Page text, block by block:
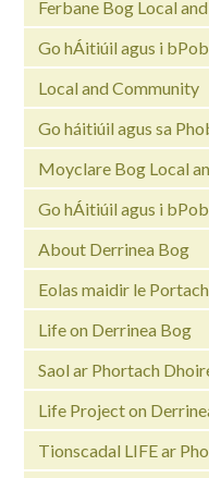
Ferbane Bog Local
Go hÁitiúil agus i
Local and Community
Go háitiúil agus sa
Moyclare Bog Local
Go hÁitiúil agus i
About Derrinea Bog
Eolas maidir le
Life on Derrinea Bog
Saol ar Phortach
Life Project on
Tionscadal LIFE ar